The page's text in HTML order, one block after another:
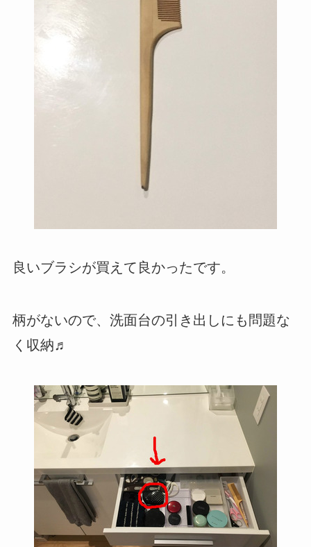
良いブラシが買えて良かったです。
柄がないので、洗面台の引き出しにも問題な
く収納♬